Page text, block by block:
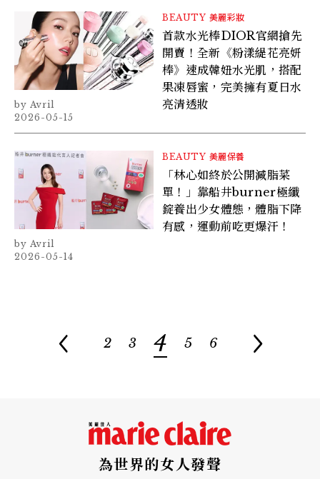
BEAUTY 美麗彩妝
首款水光棒DIOR官網搶先
開賣！全新《粉漾緹花亮妍
棒》速成韓妞水光肌，搭配
果凍唇蜜，完美擁有夏日水
亮清透妝
Avril
2026-05-15
BEAUTY 美麗保養
「林心如終於公開減脂菜
單！」靠船井burner極纖
錠養出少女體態，體脂下降
有感，運動前吃更爆汗！
Avril
2026-05-14
2 3 4 5 6
為世界的女人發聲